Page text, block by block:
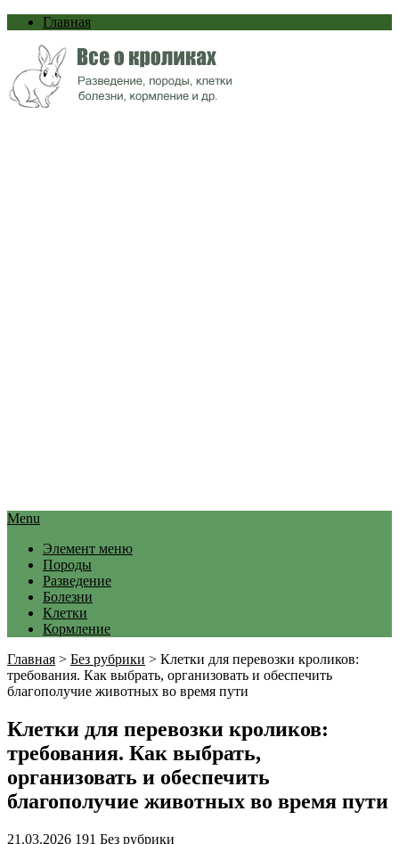
Главная
Menu
Элемент меню
Породы
Разведение
Болезни
Клетки
Кормление
Главная > Без рубрики > Клетки для перевозки кроликов:
требования. Как выбрать, организовать и обеспечить
благополучие животных во время пути
Клетки для перевозки кроликов:
требования. Как выбрать,
организовать и обеспечить
благополучие животных во время пути
21.03.2026 191 Без рубрики